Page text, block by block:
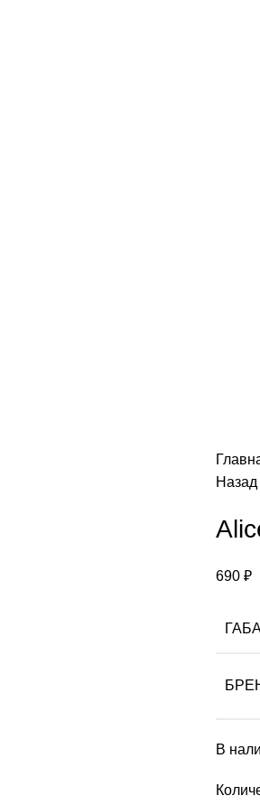
Назад
690 ₽
В